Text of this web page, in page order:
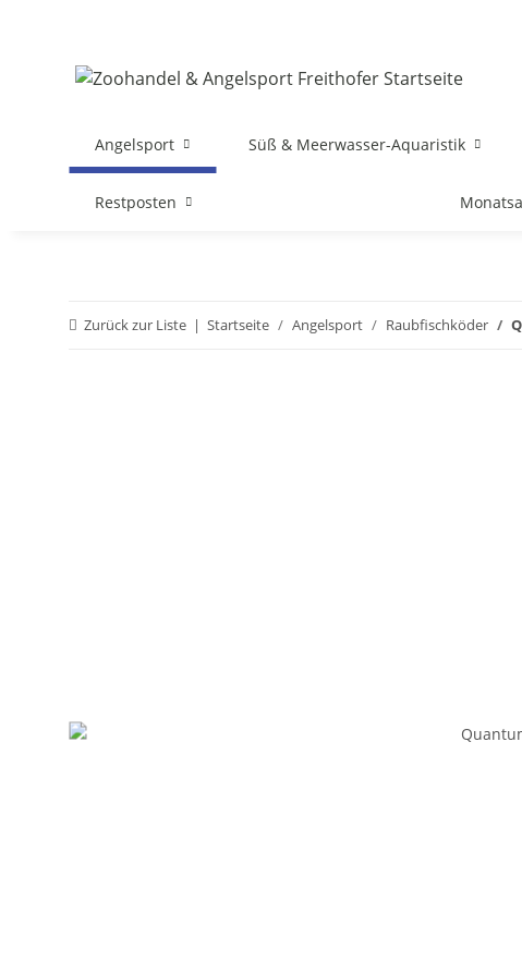
Angelsport Süß & Meerwasser-Aquaristik
Restposten
Zurück zur Liste Startseite Angelsport Raubfischköder